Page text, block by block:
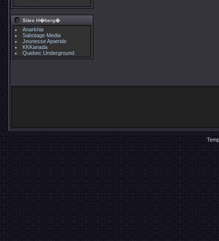
Sites H�berg�
Anarkhia
Sabotage Media
Jeunesse Apatride
KKKanada
Quebec Underground